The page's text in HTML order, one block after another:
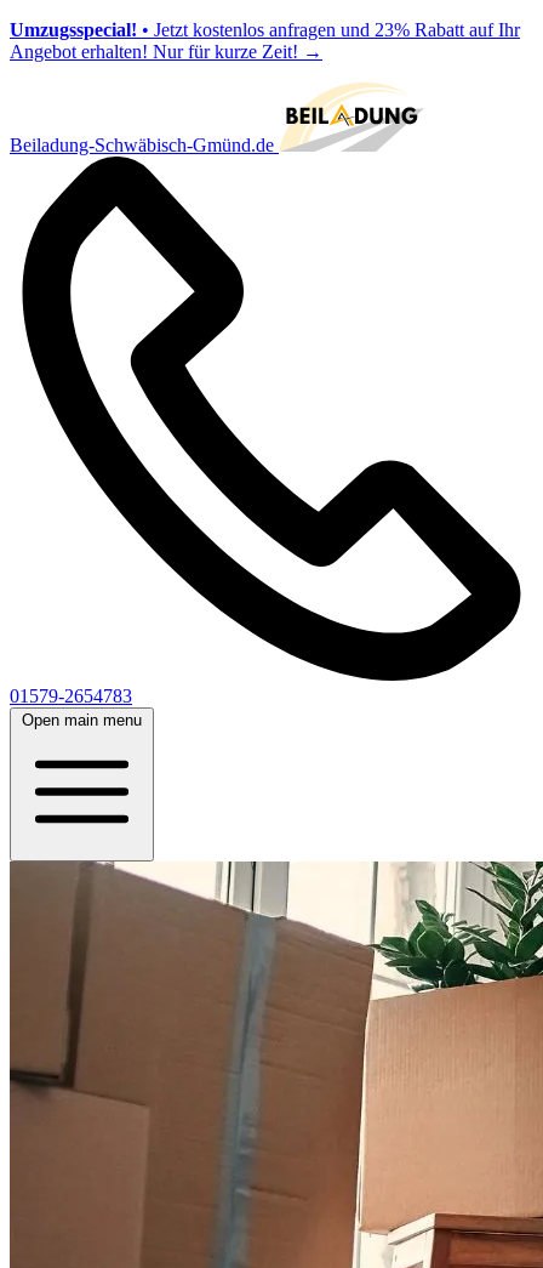
Umzugsspecial! • Jetzt kostenlos anfragen und 23% Rabatt auf Ihr
Angebot erhalten! Nur für kurze Zeit! →
Beiladung-Schwäbisch-Gmünd.de
01579-2654783
Open main menu